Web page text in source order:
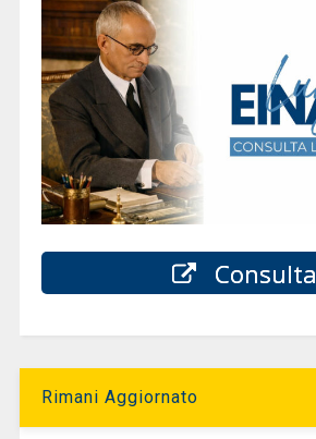
Consulta
Rimani Aggiornato